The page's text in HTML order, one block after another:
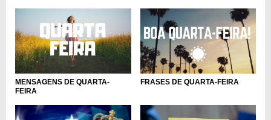
MENSAGENS DE QUARTA-
FEIRA
FRASES DE QUARTA-FEIRA